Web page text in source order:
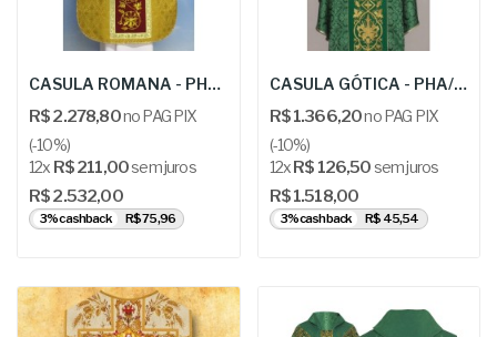
CASULA ROMANA - PHA/08 ROZETA MODOWA
R$ 2.278,80no PAG PIX
(-10%)
12x R$ 211,00sem juros
R$ 2.532,00
3% cashback R$ 75,96
CASULA GÓTICA - PHA/644R IHS
R$ 1.366,20no PAG PIX
(-10%)
12xR$ 126,50 sem juros
R$ 1.518,00
3% cashback R$ 45,54